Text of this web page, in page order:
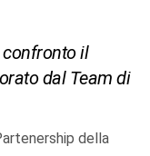
il
dal Team di
della